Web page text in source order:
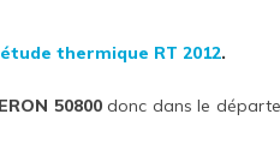
étude thermique RT 2012.
50800donc dans le